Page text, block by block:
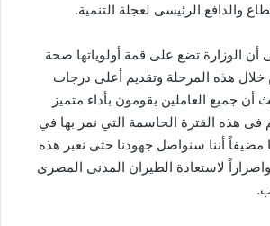
والدافع الرئيسى لعجلة التنمية.
أن الوزارة تضع على قمة أولوياتها صحة
خلال هذه المرحلة وتقديم أعلى درجات
أن جميع العاملين يقومون بأداء متميز
هذه الفترة الحاسمة التي نمر بها في
أننا سنواصل جهودنا حتى نعبر هذه
لاستعادة الطيران المدنى المصرى